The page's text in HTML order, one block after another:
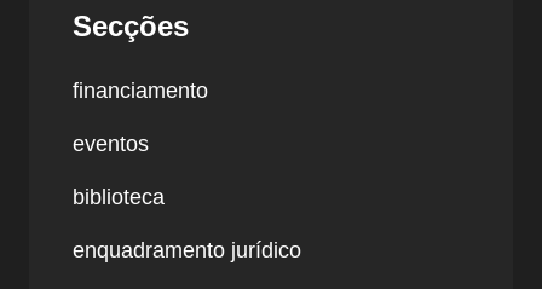
Secções
financiamento
eventos
biblioteca
enquadramento jurídico